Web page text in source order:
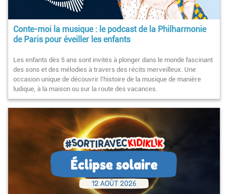
Conte-moi la musique : le podcast de la Philharmonie
de Paris pour éveiller les enfants
Les enfants dès 5 ans sont invités à plonger dans le monde fascinant
des sons et des mélodies à travers des récits merveilleux. Une
occasion unique de découvrir l'histoire de la musique de manière
ludique, à la maison ou sur la route des vacances.